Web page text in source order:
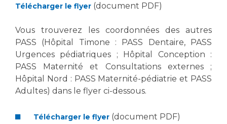
Pôle Médecine Physique et Réadaptation
Charte Romain Jacob
Mouvement Parcours Handicap 13
Activité physique
Adresser un patient
Réseaux de soins
Adresser un examen au Laboratoire de Biologie
Médicale
Radiologie / Imagerie
Télécharger le flyer (document PDF)
Vous trouverez les coordonnées des autres
PASS (Hôpital Timone : PASS Dentaire, PASS
Urgences pédiatriques ; Hôpital Conception :
PASS Maternité et Consultations externes ;
Hôpital Nord : PASS Maternité-pédiatrie et PASS
Adultes) dans le flyer ci-dessous.
Télécharger le flyer (document PDF)